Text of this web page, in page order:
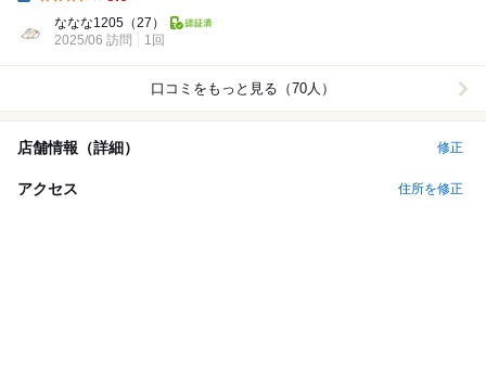
ななな1205 （27）
2025/06 訪問
1回
口コミをもっと見る（70人）
店舗情報（詳細） 修正
アクセス 住所を修正